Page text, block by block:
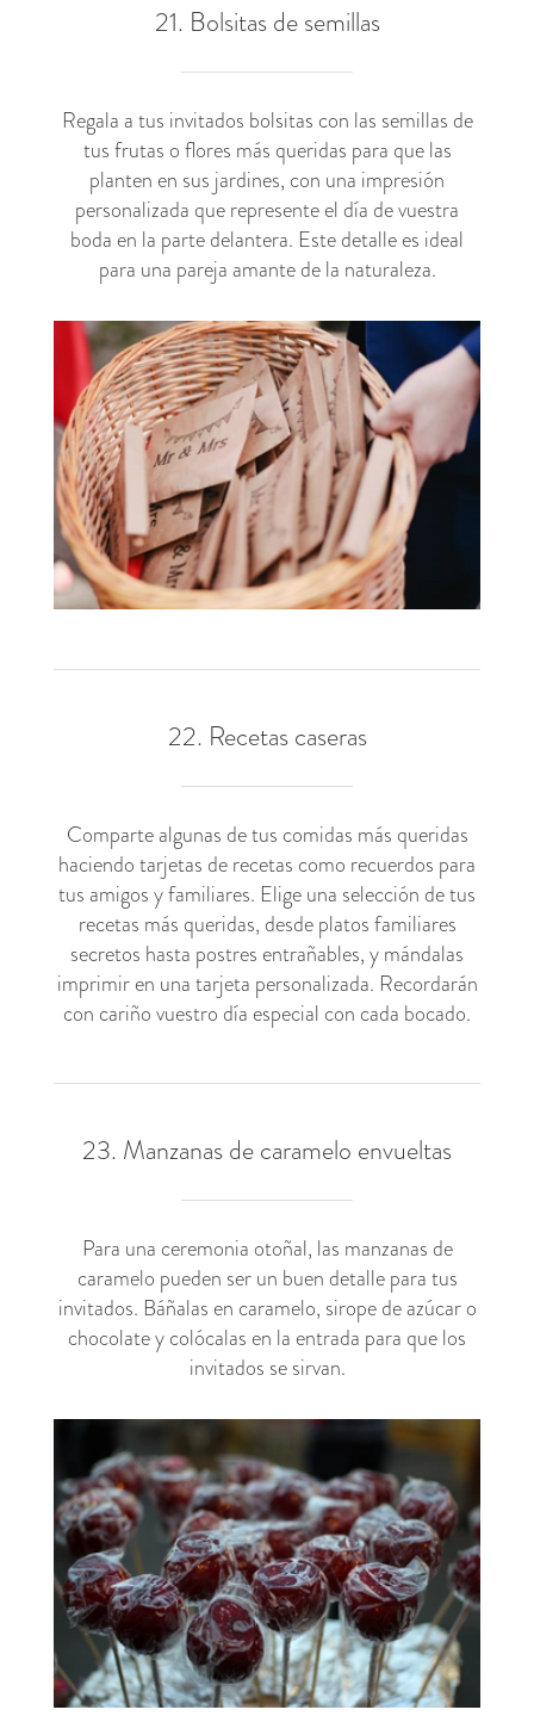
21. Bolsitas de semillas
Regala a tus invitados bolsitas con las semillas de
tus frutas o flores más queridas para que las
planten en sus jardines, con una impresión
personalizada que represente el día de vuestra
boda en la parte delantera. Este detalle es ideal
para una pareja amante de la naturaleza.
22. Recetas caseras
Comparte algunas de tus comidas más queridas
haciendo tarjetas de recetas como recuerdos para
tus amigos y familiares. Elige una selección de tus
recetas más queridas, desde platos familiares
secretos hasta postres entrañables, y mándalas
imprimir en una tarjeta personalizada. Recordarán
con cariño vuestro día especial con cada bocado.
23. Manzanas de caramelo envueltas
Para una ceremonia otoñal, las manzanas de
caramelo pueden ser un buen detalle para tus
invitados. Báñalas en caramelo, sirope de azúcar o
chocolate y colócalas en la entrada para que los
invitados se sirvan.